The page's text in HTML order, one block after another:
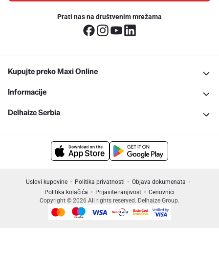
Prati nas na društvenim mrežama
Kupujte preko Maxi Online
Informacije
Delhaize Serbia
Uslovi kupovine Politika privatnosti
Objava dokumenata
Politika kolačića
Prijavite ranjivost
Cenovnici
Copyright © 2026 All rights reserved. Delhaize Group.